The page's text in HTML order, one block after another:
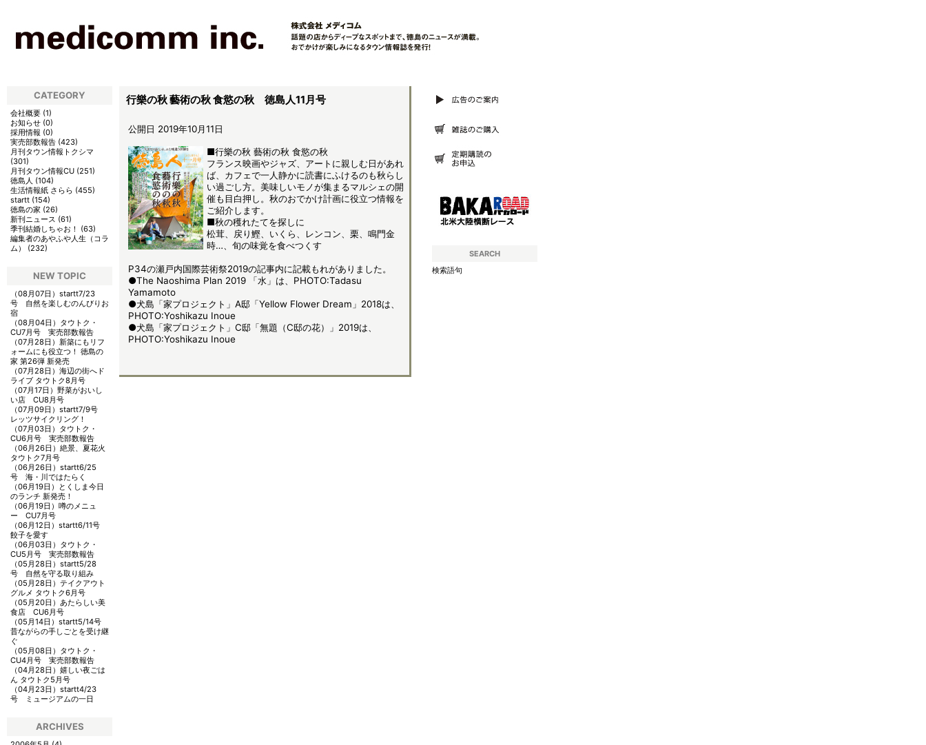
行樂の秋 藝術の秋 食慾の秋 徳島人11月号
公開日 2019年10月11日
■行樂の秋 藝術の秋 食慾の秋
フランス映画やジャズ、アートに親しむ日があれ
ば、カフェで一人静かに読書にふけるのも秋らし
い過ごし方。美味しいモノが集まるマルシェの開
催も目白押し。秋のおでかけ計画に役立つ情報を
ご紹介します。
■秋の穫れたてを探しに
松茸、戻り鰹、いくら、レンコン、栗、鳴門金
時…、旬の味覚を食べつくす
P34の瀬戸内国際芸術祭2019の記事内に記載もれがありました。
●The Naoshima Plan 2019 「水」は、PHOTO:Tadasu
Yamamoto
●犬島「家プロジェクト」A邸「Yellow Flower Dream」2018は、
PHOTO:Yoshikazu Inoue
●犬島「家プロジェクト」C邸「無題（C邸の花）」2019は、
PHOTO:Yoshikazu Inoue
CATEGORY
会社概要 (1)
お知らせ (0)
採用情報 (0)
実売部数報告 (423)
月刊タウン情報トクシマ
(301)
月刊タウン情報CU (251)
徳島人 (104)
生活情報紙 さらら (455)
startt (154)
徳島の家 (26)
新刊ニュース (61)
季刊結婚しちゃお！
(63)
編集者のあやふや人生（コラ
ム）
(232)
NEW TOPIC
（08月07日） startt7/23
号 自然を楽しむのんびりお
宿
（08月04日） タウトク・
CU7月号 実売部数報告
（07月28日） 新築にもリフ
ォームにも役立つ！ 徳島の
家 第26弾 新発売
（07月28日） 海辺の街へド
ライブ タウトク8月号
（07月17日） 野菜がおいし
い店 CU8月号
（07月09日） startt7/9号
レッツサイクリング！
（07月03日） タウトク・
CU6月号 実売部数報告
（06月26日） 絶景、夏花火
タウトク7月号
（06月26日） startt6/25
号 海・川ではたらく
（06月19日）
とくしま今日
のランチ 新発売！
（06月19日） 噂のメニュ
ー CU7月号
（06月12日） startt6/11号
餃子を愛す
（06月03日） タウトク・
CU5月号 実売部数報告
（05月28日） startt5/28
号 自然を守る取り組み
（05月28日） テイクアウト
グルメ タウトク6月号
（05月20日） あたらしい美
食店 CU6月号
（05月14日） startt5/14号
昔ながらの手しごとを受け継
ぐ
（05月08日） タウトク・
CU4月号 実売部数報告
（04月28日） 嬉しい夜ごは
ん タウトク5月号
（04月23日） startt4/23
号 ミュージアムの一日
ARCHIVES
SEARCH
検索語句